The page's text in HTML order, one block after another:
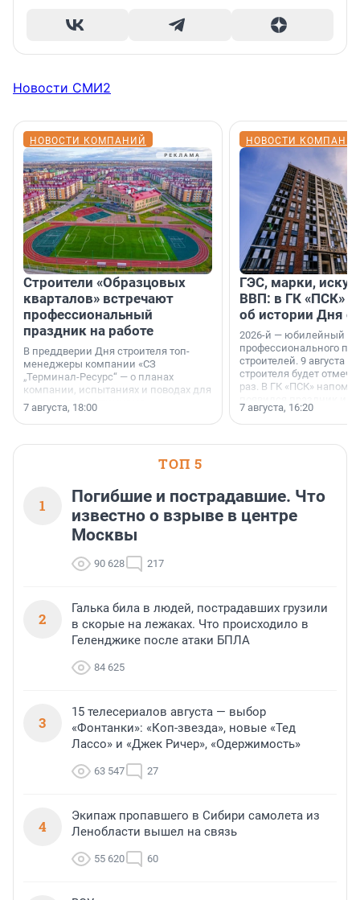
Новости СМИ2
НОВОСТИ КОМПАНИЙ
Строители «Образцовых
кварталов» встречают
профессиональный
праздник на работе
В преддверии Дня строителя топ-
менеджеры компании «СЗ
„Терминал-Ресурс“ — о планах
компании, испытаниях и поводах для
осторожного оптимизма.
7 августа, 18:00
НОВОСТИ
ГЭС, марки,
ВВП: в ГК «ПСК»
об истории Дня
2026-й — юбилейный
профессионального
строителей. 9 августа
строителя будет
раз. В ГК «ПСК»
поменялась роль
7 августа, 16:20
ТОП 5
1
Погибшие и пострадавшие. Что
известно о взрыве в центре
Москвы
90 628 217
2
Галька била в людей, пострадавших грузили
в скорые на лежаках. Что происходило в
Геленджике после атаки БПЛА
84 625
3
15 телесериалов августа — выбор
«Фонтанки»: «Коп-звезда», новые «Тед
Лассо» и «Джек Ричер», «Одержимость»
63 547 27
4
Экипаж пропавшего в Сибири самолета из
Ленобласти вышел на связь
55 620 60